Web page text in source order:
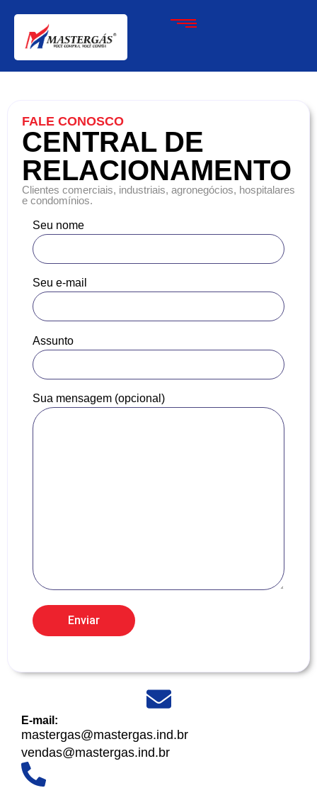
FALE CONOSCO
CENTRAL DE
RELACIONAMENTO
Clientes comerciais, industriais, agronegócios, hospitalares
e condomínios.
Seu nome
Seu e-mail
Assunto
Sua mensagem (opcional)
E-mail:
mastergas@mastergas.ind.br
vendas@mastergas.ind.br